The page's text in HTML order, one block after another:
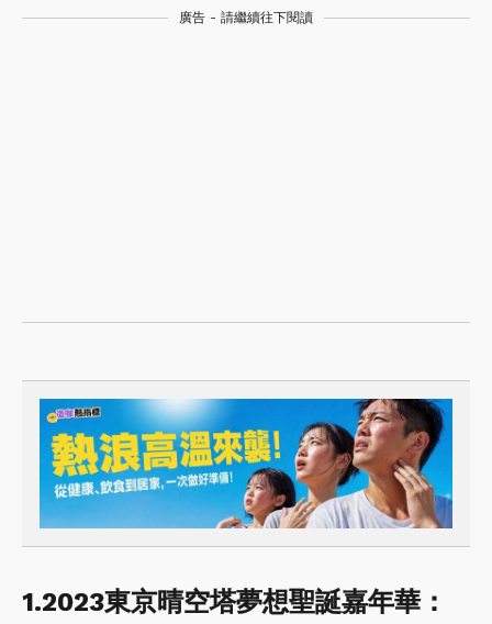
廣告 - 請繼續往下閱讀
1.2023東京晴空塔夢想聖誕嘉年華：